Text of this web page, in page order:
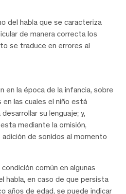
del habla que se caracteriza
de manera correcta los
se traduce en errores al
en la época de la infancia, sobre
las cuales el niño está
su lenguaje; y,
mediante la omisión,
de sonidos al momento
común en algunas
habla, en caso de que persista
años de edad, se puede indicar